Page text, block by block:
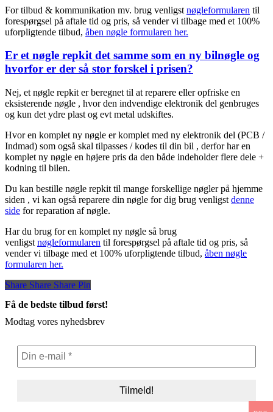
For tilbud & kommunikation mv. brug venligst nøgleformularen til
forespørgsel på aftale tid og pris, så vender vi tilbage med et 100%
uforpligtende tilbud, åben nøgle formularen her.
Er et nøgle repkit det samme som en ny bilnøgle og
hvorfor er der så stor forskel i prisen?
Nej, et nøgle repkit er beregnet til at reparere eller opfriske en
eksisterende nøgle , hvor den indvendige elektronik del genbruges
og kun det ydre plast og evt metal udskiftes.
Hvor en komplet ny nøgle er komplet med ny elektronik del (PCB /
Indmad) som også skal tilpasses / kodes til din bil , derfor har en
komplet ny nøgle en højere pris da den både indeholder flere dele +
kodning til bilen.
Du kan bestille nøgle repkit til mange forskellige nøgler på hjemme
siden , vi kan også reparere din nøgle for dig brug venligst denne
side for reparation af nøgle.
Har du brug for en komplet ny nøgle så brug
venligst nøgleformularen til forespørgsel på aftale tid og pris, så
vender vi tilbage med et 100% uforpligtende tilbud, åben nøgle
formularen her.
Share
Share Share Share Pin
Få de bedste tilbud først!
Modtag vores nyhedsbrev